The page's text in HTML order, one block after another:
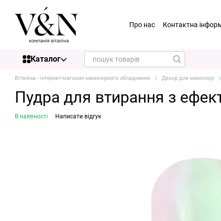
Перейти до основного контенту
Про нас Контактна
Каталог
Віталіна - інтернет-магазин манікюрного обладнання Декор для манікюру
Пудра для втирання з
В наявності Написати відгук